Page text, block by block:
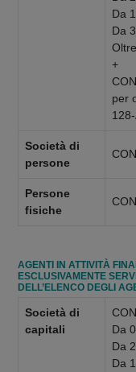
Da
Da
+
per
128-
Società di
persone
Persone
fisiche
AGENTI IN ATTIVITÀ
ESCLUSIVAMENTE
DELL’ELENCO DEGLI
Società di
capitali
Da
Da
Da